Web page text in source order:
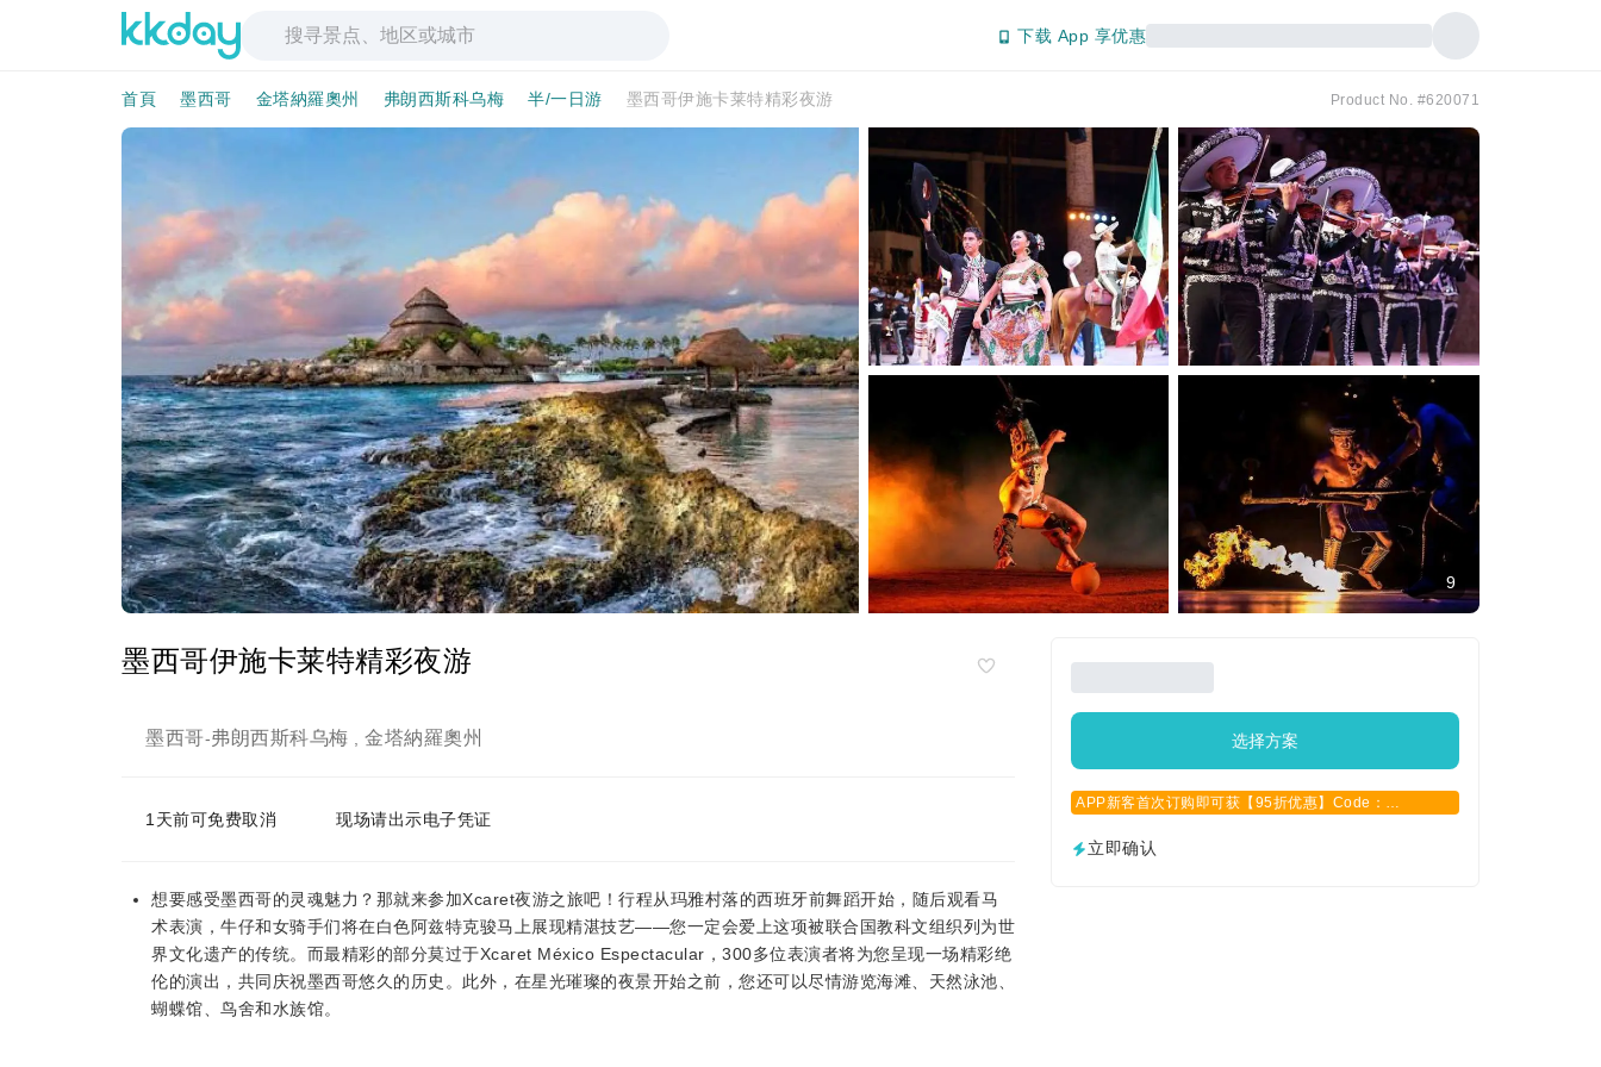
下载 App 享优惠
首頁 墨西哥 金塔納羅奧州 弗朗西斯科乌梅 半/一日游 墨西哥伊施卡莱特精彩夜游 Product No. #620071
9
墨西哥伊施卡莱特精彩夜游
墨西哥-弗朗西斯科乌梅 金塔納羅奧州
1天前可免费取消 现场请出示电子凭证
想要感受墨西哥的灵魂魅力？那就来参加Xcaret夜游之旅吧！行程从玛雅村落的西班牙前舞蹈开始，随后观看马
术表演，牛仔和女骑手们将在白色阿兹特克骏马上展现精湛技艺——您一定会爱上这项被联合国教科文组织列为世
界文化遗产的传统。而最精彩的部分莫过于Xcaret México Espectacular，300多位表演者将为您呈现一场精彩绝
伦的演出，共同庆祝墨西哥悠久的历史。此外，在星光璀璨的夜景开始之前，您还可以尽情游览海滩、天然泳池、
蝴蝶馆、鸟舍和水族馆。
选择方案
APP新客首次订购即可获【95折优惠】Code：
立即确认